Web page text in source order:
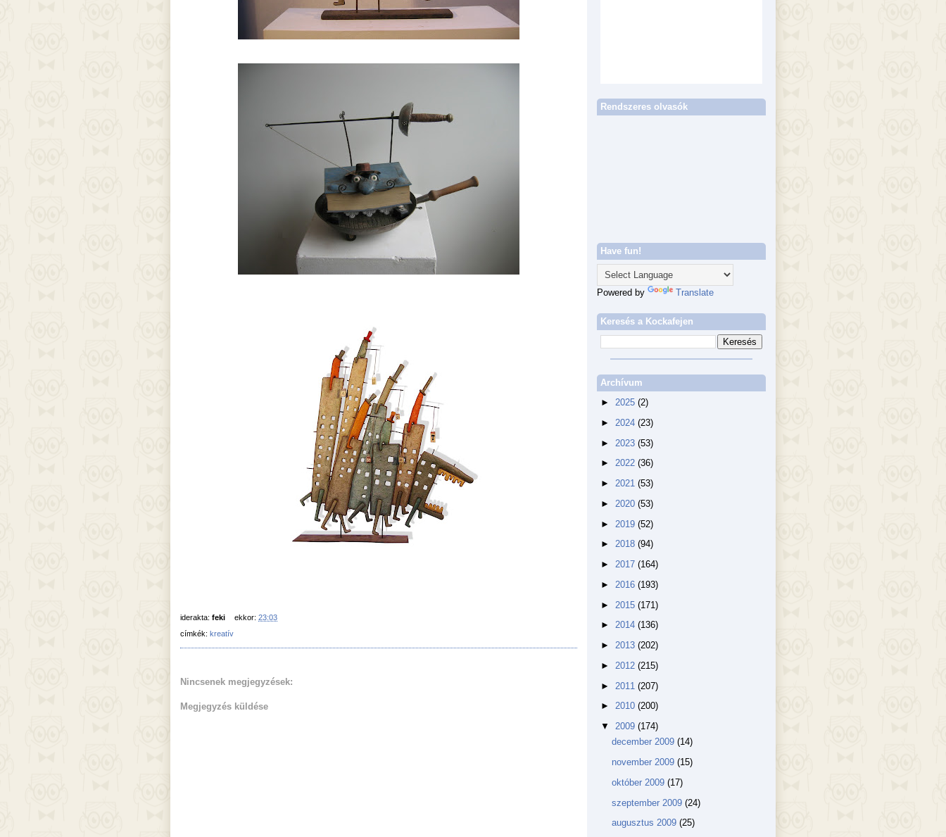
iderakta: feki ekkor: 23:03
címkék: kreatív
Nincsenek megjegyzések:
Megjegyzés küldése
Rendszeres olvasók
Have fun!
Powered by Translate
Keresés a Kockafejen
Archívum
► 2025 (2)
► 2024 (23)
► 2023 (53)
► 2022 (36)
► 2021 (53)
► 2020 (53)
► 2019 (52)
► 2018 (94)
► 2017 (164)
► 2016 (193)
► 2015 (171)
► 2014 (136)
► 2013 (202)
► 2012 (215)
► 2011 (207)
► 2010 (200)
▼ 2009 (174)
december 2009 (14)
november 2009 (15)
október 2009 (17)
szeptember 2009 (24)
augusztus 2009 (25)